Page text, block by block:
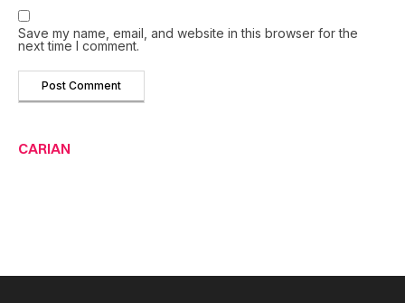
Save my name, email, and website in this browser for the
next time I comment.
CARIAN